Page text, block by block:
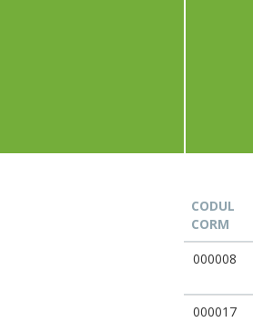
CODUL
CORM
000008
000017